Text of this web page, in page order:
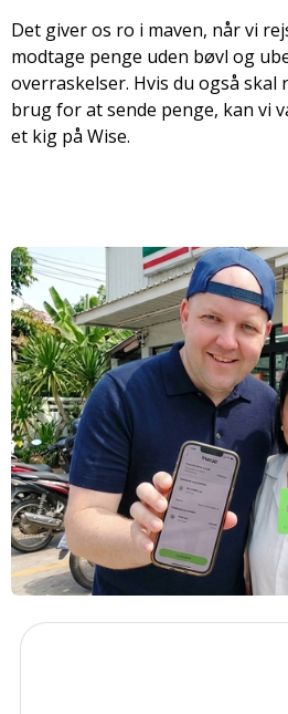
Det giver os ro i maven, når vi
modtage penge uden bøvl og
overraskelser. Hvis du også
brug for at sende penge, kan vi
et kig på Wise.